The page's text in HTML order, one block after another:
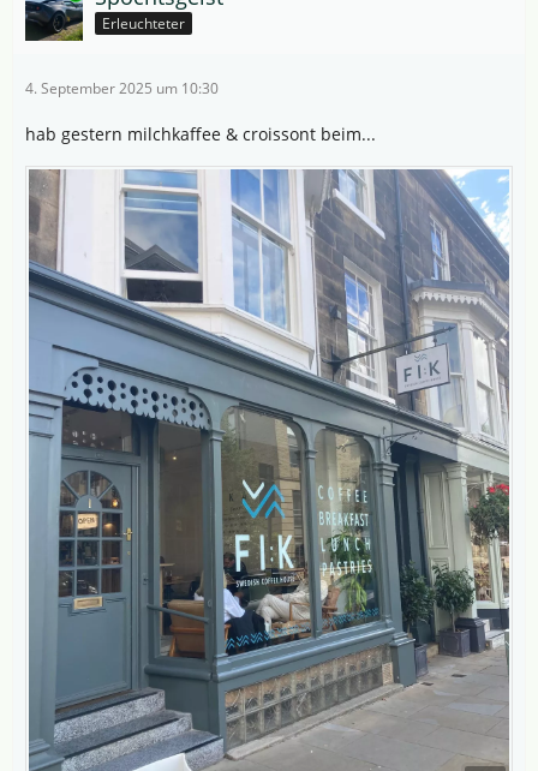
Erleuchteter
4. September 2025 um 10:30
hab gestern milchkaffee & croissont beim...